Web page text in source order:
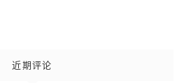
近期评论